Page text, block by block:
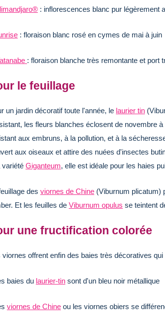
: inflorescences blanc pur légèrement
: floraison blanc rosé en cymes de mai à juin
: floraison blanche très remontante et port
le feuillage
un jardin décoratif toute l'année, le laurier tin
les fleurs blanches éclosent de novembre
aux embruns, à la pollution, et à la
aux oiseaux et attire des nuées d'insectes
variété Giganteum, elle est idéale pour les haies
des viornes de Chine (Viburnum plicatum)
Et les feuilles de Viburnum opulus se teintent
une fructification colorée
viornes offrent enfin des baies très décoratives
baies du laurier-tin sont d'un bleu noir métallique
viornes de Chine ou les viornes obiers se